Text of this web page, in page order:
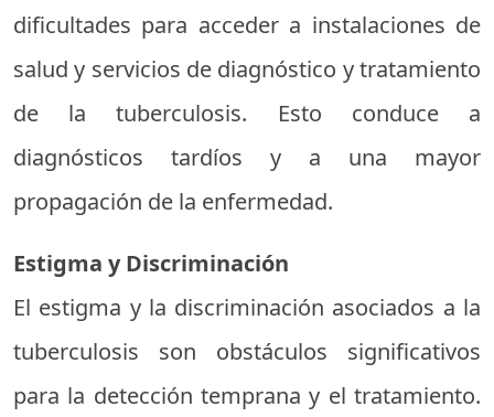
dificultades para acceder a instalaciones de
salud y servicios de diagnóstico y tratamiento
de la tuberculosis. Esto conduce a
diagnósticos tardíos y a una mayor
propagación de la enfermedad.
Estigma y Discriminación
El estigma y la discriminación asociados a la
tuberculosis son obstáculos significativos
para la detección temprana y el tratamiento.